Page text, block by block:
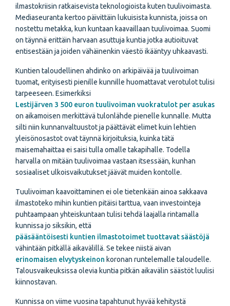
ilmastokriisin ratkaisevista teknologioista kuten tuulivoimasta.
Mediaseuranta kertoo päivittäin lukuisista kunnista, joissa on
nostettu metakka, kun kuntaan kaavaillaan tuulivoimaa. Suomi
on täynnä erittäin harvaan asuttuja kuntia jotka autioituvat
entisestään ja joiden vähäinenkin väestö ikääntyy uhkaavasti.
Kuntien taloudellinen ahdinko on arkipäivää ja tuulivoiman
tuomat, erityisesti pienille kunnille huomattavat verotulot tulisi
tarpeeseen. Esimerkiksi
Lestijärven 3 500 euron tuulivoiman vuokratulot per asukas
on aikamoisen merkittävä tulonlähde pienelle kunnalle. Mutta
silti niin kunnanvaltuustot ja päättävät elimet kuin lehtien
yleisönosastot ovat täynnä kirjoituksia, kuinka tätä
maisemahaittaa ei saisi tulla omalle takapihalle. Todella
harvalla on mitään tuulivoimaa vastaan itsessään, kunhan
sosiaaliset ulkoisvaikutukset jäävät muiden kontolle.
Tuulivoiman kaavoittaminen ei ole tietenkään ainoa sakkaava
ilmastoteko mihin kuntien pitäisi tarttua, vaan investointeja
puhtaampaan yhteiskuntaan tulisi tehdä laajalla rintamalla
kunnissa jo siksikin, että
pääsääntöisesti kuntien ilmastotoimet tuottavat säästöjä
vähintään pitkällä aikavälillä. Se tekee niistä aivan
erinomaisen elvytyskeinon koronan runtelemalle taloudelle.
Talousvaikeuksissa olevia kuntia pitkän aikavälin säästöt luulisi
kiinnostavan.
Kunnissa on viime vuosina tapahtunut hyvää kehitystä